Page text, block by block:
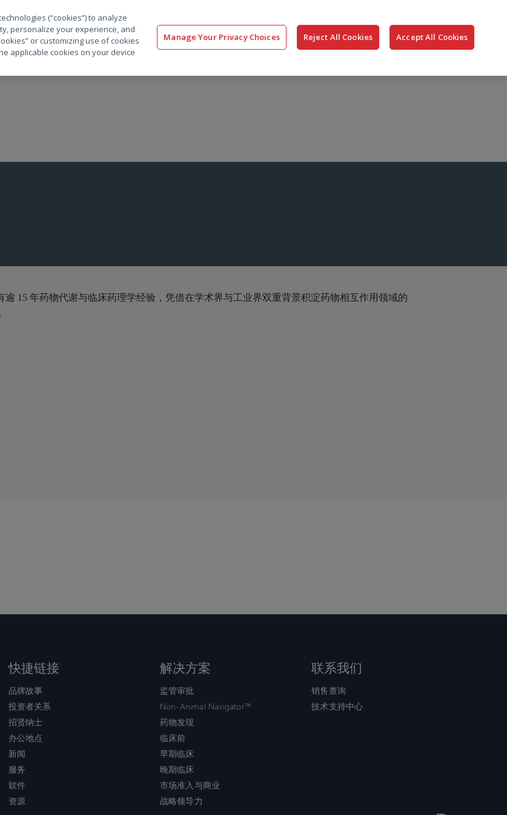
案 软件 服务 资源 公司 联系我们 登录
搜
索
逾 15 年药物代谢与临床药理学经验，凭借在学术界与工业界双重背景积淀药物相互作用领域的
快捷链接
品牌故事
投资者关系
招贤纳士
办公地点
新闻
服务
软件
资源
解决方案
监管审批
Non-Animal Navigator™
药物发现
临床前
早期临床
晚期临床
市场准入与商业
战略领导力
联系我们
销售查询
技术支持中心
(“cookies”) to analyze
personalize your experience, and
or customizing use of cookies
applicable cookies on your device
Manage Your Privacy Choices Reject All Cookies Accept All Cookies